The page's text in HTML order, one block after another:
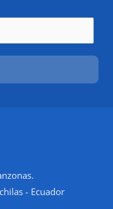
- Ecuador